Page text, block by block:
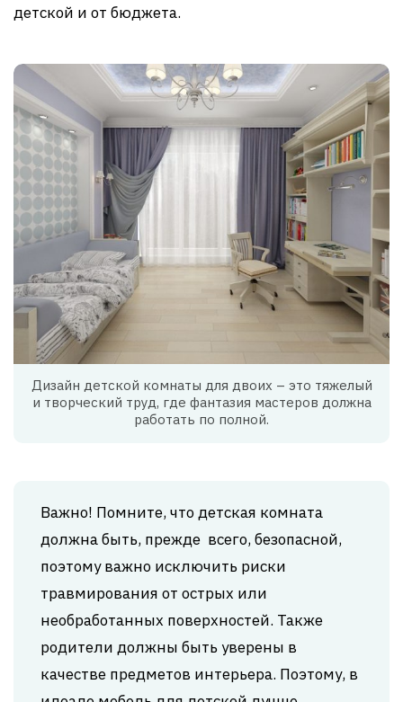
детской и от бюджета.
Дизайн детской комнаты для двоих – это тяжелый
и творческий труд, где фантазия мастеров должна
работать по полной.
Важно! Помните, что детская комната
должна быть, прежде всего, безопасной,
поэтому важно исключить риски
травмирования от острых или
необработанных поверхностей. Также
родители должны быть уверены в
качестве предметов интерьера. Поэтому, в